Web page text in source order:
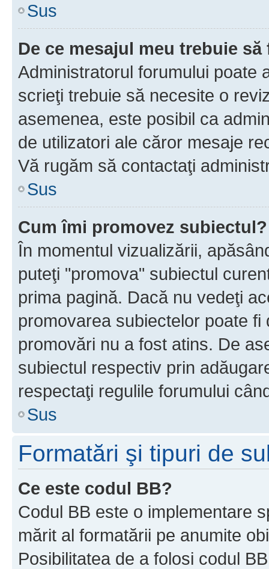
Sus
De ce mesajul meu trebuie
Administratorul forumului poate
scrieţi trebuie să necesite o
asemenea, este posibil ca
de utilizatori ale căror mesaje
Vă rugăm să contactaţi
Sus
Cum îmi promovez subiectul?
În momentul vizualizării,
puteţi "promova" subiectul
prima pagină. Dacă nu vedeţi
promovarea subiectelor poate
promovări nu a fost atins. De
subiectul respectiv prin
respectaţi regulile forumului
Sus
Formatări şi tipuri de
Ce este codul BB?
Codul BB este o implementare
mărit al formatării pe anumite
Posibilitatea de a folosi codul